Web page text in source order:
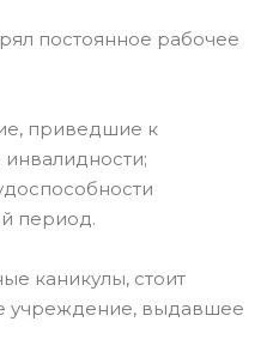
постоянное рабочее
приведшие к
период.
каникулы, стоит
учреждение, выдавшее